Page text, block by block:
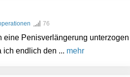
76
eine Penisverlängerung unterzogen
ich endlich den ... mehr